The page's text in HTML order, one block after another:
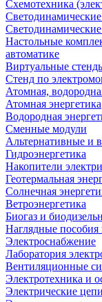
Схемотехника
Настольные
автоматике
Виртуальные
Стенд по
Атомная,
Атомная энергетика
Водородная
Сменные модули
Альтернативные и
Гидроэнергетика
Накопители
Геотермальная
Солнечная
Ветроэнергетика
Биогаз и
Наглядные пособия
Электроснабжение
Лаборатория
Вентиляционные
Электротехника и
Электрические цепи